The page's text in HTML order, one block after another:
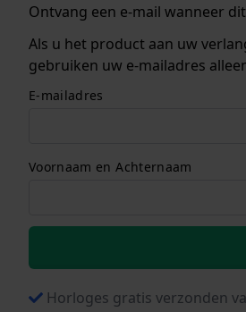
Ontvang een e-mail wanneer
Als u het product aan uw
gebruiken uw e-mailadres
E-mailadres
Voornaam en Achternaam
Horloges gratis verzonden